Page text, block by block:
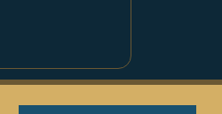
.